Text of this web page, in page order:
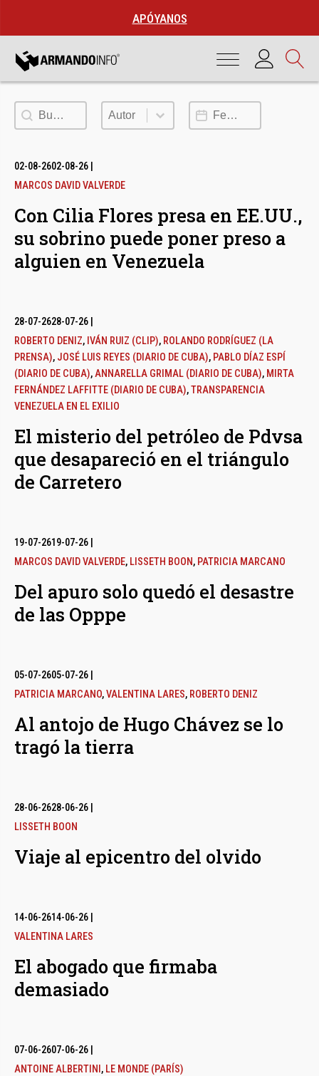
APÓYANOS
Buscar Autor
Autor Fecha de publicación
02-08-2602-08-26
MARCOS DAVID VALVERDE
Con Cilia Flores presa en EE.UU.,
su sobrino puede poner preso a
alguien en Venezuela
28-07-2628-07-26
ROBERTO DENIZ, IVÁN RUIZ (CLIP), ROLANDO RODRÍGUEZ (LA
PRENSA), JOSÉ LUIS REYES (DIARIO DE CUBA), PABLO DÍAZ ESPÍ
(DIARIO DE CUBA),ANNARELLA GRIMAL (DIARIO DE CUBA), MIRTA
FERNÁNDEZ LAFFITTE (DIARIO DE CUBA),TRANSPARENCIA
VENEZUELA EN EL EXILIO
El misterio del petróleo de Pdvsa
que desapareció en el triángulo
de Carretero
19-07-2619-07-26
MARCOS DAVID VALVERDE, LISSETH BOON, PATRICIA MARCANO
Del apuro solo quedó el desastre
de las Opppe
05-07-2605-07-26
PATRICIA MARCANO,VALENTINA LARES, ROBERTO DENIZ
Al antojo de Hugo Chávez se lo
tragó la tierra
28-06-2628-06-26
LISSETH BOON
Viaje al epicentro del olvido
14-06-2614-06-26
VALENTINA LARES
El abogado que firmaba
demasiado
07-06-2607-06-26
ANTOINE ALBERTINI , LE MONDE (PARÍS)